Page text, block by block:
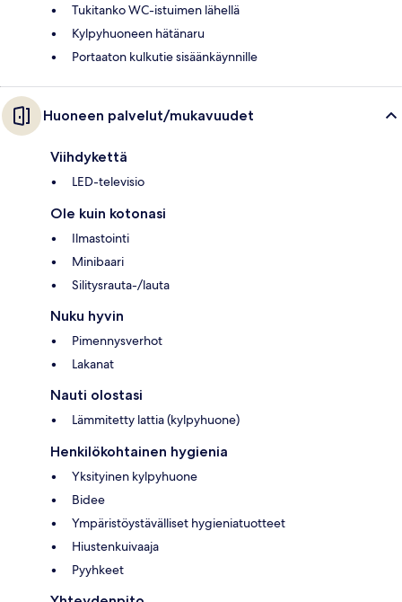
Tukitanko WC-istuimen lähellä
Kylpyhuoneen hätänaru
Portaaton kulkutie sisäänkäynnille
Huoneen palvelut/mukavuudet
Viihdykettä
LED-televisio
Ole kuin kotonasi
Ilmastointi
Minibaari
Silitysrauta-/lauta
Nuku hyvin
Pimennysverhot
Lakanat
Nauti olostasi
Lämmitetty lattia (kylpyhuone)
Henkilökohtainen hygienia
Yksityinen kylpyhuone
Bidee
Ympäristöystävälliset hygieniatuotteet
Hiustenkuivaaja
Pyyhkeet